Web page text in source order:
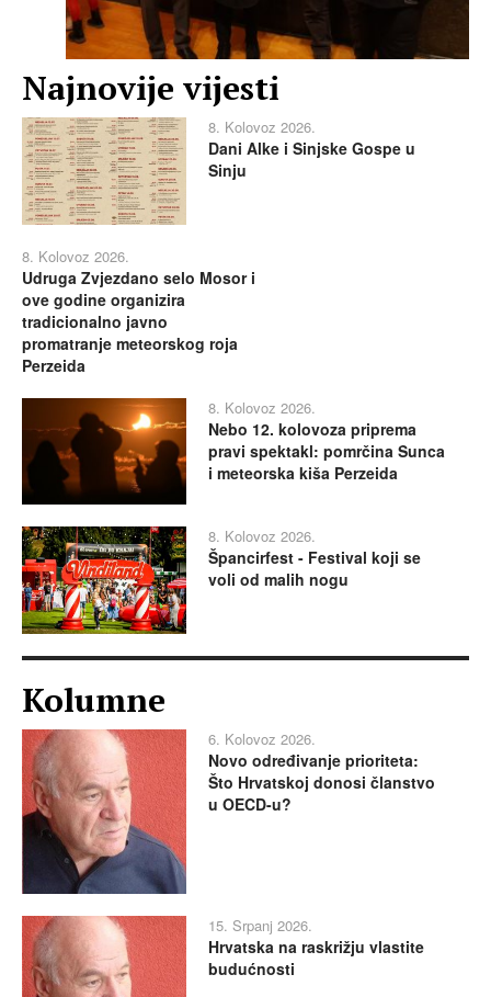
Najnovije vijesti
8. Kolovoz 2026.
Dani Alke i Sinjske Gospe u
Sinju
8. Kolovoz 2026.
Udruga Zvjezdano selo Mosor i
ove godine organizira
tradicionalno javno
promatranje meteorskog roja
Perzeida
8. Kolovoz 2026.
Nebo 12. kolovoza priprema
pravi spektakl: pomrčina Sunca
i meteorska kiša Perzeida
8. Kolovoz 2026.
Špancirfest - Festival koji se
voli od malih nogu
Kolumne
6. Kolovoz 2026.
Novo određivanje prioriteta:
Što Hrvatskoj donosi članstvo
u OECD-u?
15. Srpanj 2026.
Hrvatska na raskrižju vlastite
budućnosti